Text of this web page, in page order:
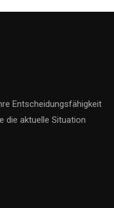
Entscheidungsfähigkeit
die aktuelle Situation